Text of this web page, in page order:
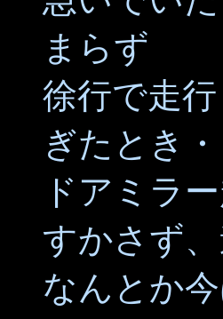
まらず
徐行で走
ぎたとき・
ドアミラ
すかさず
なんとか